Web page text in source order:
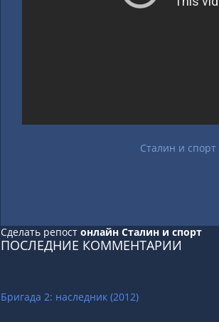
Сталин и спорт
Сделать репост онлайн Сталин и спорт
ПОСЛЕДНИЕ КОММЕНТАРИИ
Бригада 2: наследник (2012)